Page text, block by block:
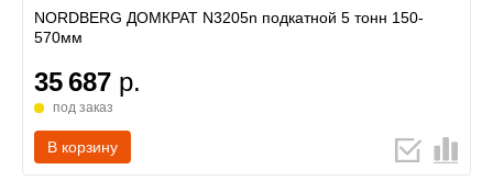
NORDBERG ДОМКРАТ N3205n подкатной 5 тонн 150-
570мм
35 687 р.
под заказ
В корзину